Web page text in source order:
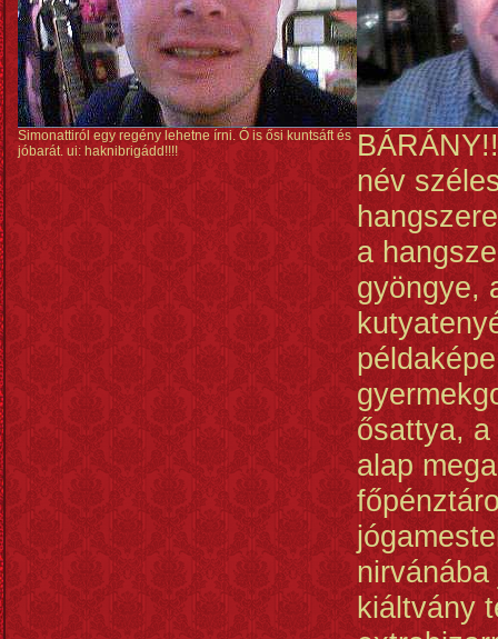
Simonattiról egy regény lehetne írni. Ő is ősi kuntsáft és
jóbarát. ui: haknibrigádd!!!!
név
a
gyöngye,
ősattya,
alap
kiáltvány